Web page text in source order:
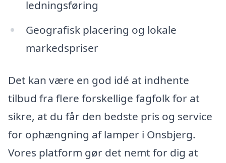
ledningsføring
Geografisk placering og lokale
markedspriser
Det kan være en god idé at indhente
tilbud fra flere forskellige fagfolk for at
sikre, at du får den bedste pris og service
for ophængning af lamper i Onsbjerg.
Vores platform gør det nemt for dig at